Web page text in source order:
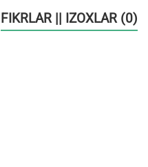
FIKRLAR || IZOXLAR (0)